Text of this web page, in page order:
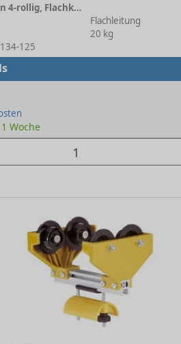
Leitungswagen 4-rollig, Flachkabel TB 81 mm
Flachleitung
20 kg
125
Woche